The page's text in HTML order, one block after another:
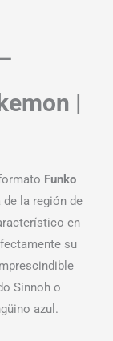
|
Funko
la región de
en
su
Sinnoh o
azul.